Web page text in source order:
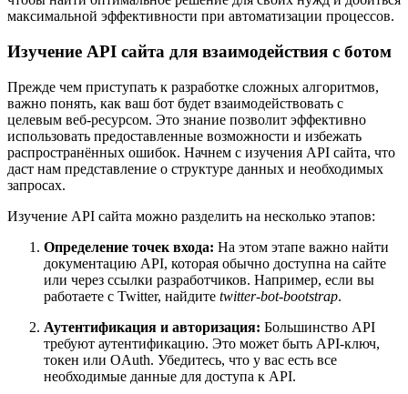
максимальной эффективности при автоматизации процессов.
Изучение API сайта для взаимодействия с ботом
Прежде чем приступать к разработке сложных алгоритмов,
важно понять, как ваш бот будет взаимодействовать с
целевым веб-ресурсом. Это знание позволит эффективно
использовать предоставленные возможности и избежать
распространённых ошибок. Начнем с изучения API сайта, что
даст нам представление о структуре данных и необходимых
запросах.
Изучение API сайта можно разделить на несколько этапов:
Определение точек входа: На этом этапе важно найти
документацию API, которая обычно доступна на сайте
или через ссылки разработчиков. Например, если вы
работаете с Twitter, найдите twitter-bot-bootstrap.
Аутентификация и авторизация: Большинство API
требуют аутентификацию. Это может быть API-ключ,
токен или OAuth. Убедитесь, что у вас есть все
необходимые данные для доступа к API.